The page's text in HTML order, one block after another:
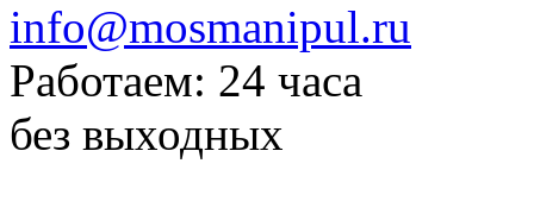
info@mosmanipul.ru
Работаем: 24 часа
без выходных